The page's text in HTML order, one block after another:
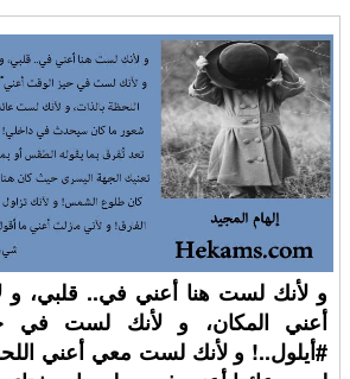
و لأنك لست هنا أعني في.. قلبي، و
أعني المكان، و لأنك لست في
⁧‫#أيلول‬⁩..! و لأنك لست معي أعني